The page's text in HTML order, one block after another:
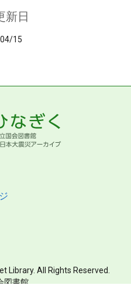
新日
15
Library. All Rights Reserved.